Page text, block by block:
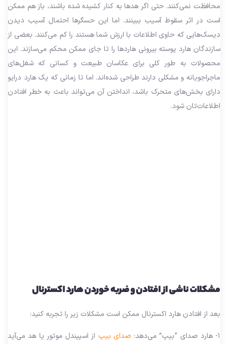
محافظت نمی‌کنند. حتی اگر هدها به کنار کشیده شده باشند، باز هم ممکن
است در اثر سقوط آسیب ببینند. اما این حسگرها احتمال آسیب دیدن
دیسک‌هایی که حاوی اطلاعات با ارزش شما هستند را کم می‌کنند. بعضی از
سازندگان هارد پوسته بیرونی هاردها را تا جای ممکن محکم می‌سازند. این
محصولات به طور کلی برای عکاسان طبیعت و کسانی که شغل‌های
ماجراجویانه و مشکلی دارند طراحی شده‌اند. اما تا زمانی که یک هارد درایو
دارای بخش‌های متحرک باشد، انداختن آن می‌تواند باعث به خطر افتادن
اطلاعات‌تان شود.
مشکلات ناشی از افتادن و ضربه خوردن هارد اکسترنال
بعد از افتادن هارد اکسترنال ممکن است مشکلات زیر را تجربه کنید:
۱- هارد صدای “بیپ” می‌دهد: صدای بیپاز اسپیندل موتور یا هد می‌آید